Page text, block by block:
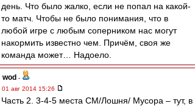
день. Что было жалко, если не попал на какой-
то матч. Чтобы не было понимания, что в
любой игре с любым соперником нас могут
накормить известно чем. Причём, своя же
команда может… Надоело.
wod -
01 авг 2014 15:26
Часть 2. 3-4-5 места СМ/Лошня/ Мусора – тут, в